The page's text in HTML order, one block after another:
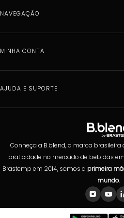
NAVEGAÇÃO
Home
Máquinas
Combos
MINHA CONTA
Dados pessoais
Meus pedidos
AJUDA E SUPORTE
Política de privacidade
Dúvidas Frequentes
Preferências de cookies
Conheça a B.blend, a marca
praticidade no mercado de bebidas
Brastemp em 2014, somos a primeira
mundo.